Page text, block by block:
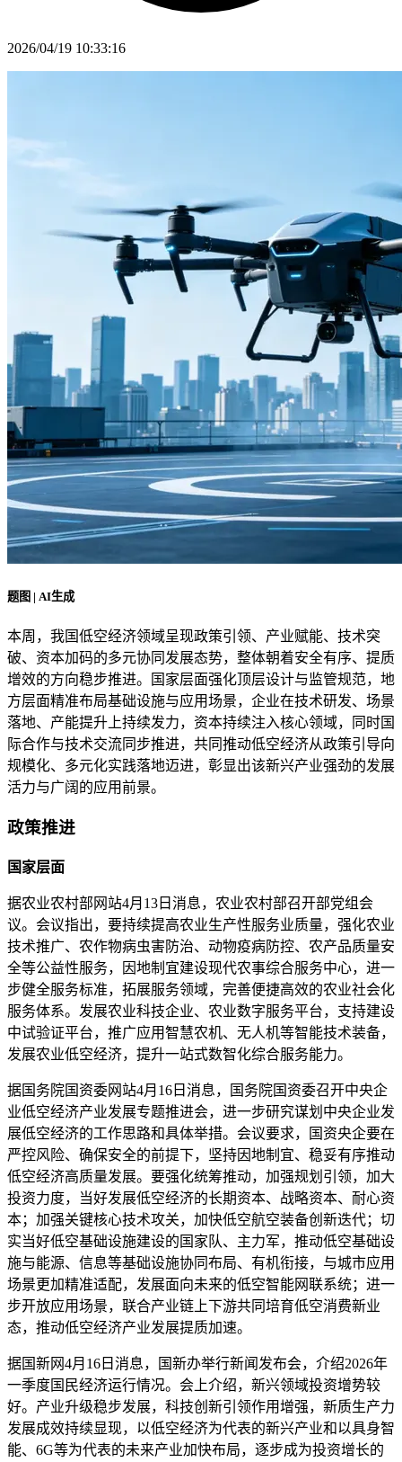
2026/04/19 10:33:16
题图 | AI生成
本周，我国低空经济领域呈现政策引领、产业赋能、技术突
破、资本加码的多元协同发展态势，整体朝着安全有序、提质
增效的方向稳步推进。国家层面强化顶层设计与监管规范，地
方层面精准布局基础设施与应用场景，企业在技术研发、场景
落地、产能提升上持续发力，资本持续注入核心领域，同时国
际合作与技术交流同步推进，共同推动低空经济从政策引导向
规模化、多元化实践落地迈进，彰显出该新兴产业强劲的发展
活力与广阔的应用前景。
政策推进
国家层面
据农业农村部网站4月13日消息，农业农村部召开部党组会
议。会议指出，要持续提高农业生产性服务业质量，强化农业
技术推广、农作物病虫害防治、动物疫病防控、农产品质量安
全等公益性服务，因地制宜建设现代农事综合服务中心，进一
步健全服务标准，拓展服务领域，完善便捷高效的农业社会化
服务体系。发展农业科技企业、农业数字服务平台，支持建设
中试验证平台，推广应用智慧农机、无人机等智能技术装备，
发展农业低空经济，提升一站式数智化综合服务能力。
据国务院国资委网站4月16日消息，国务院国资委召开中央企
业低空经济产业发展专题推进会，进一步研究谋划中央企业发
展低空经济的工作思路和具体举措。会议要求，国资央企要在
严控风险、确保安全的前提下，坚持因地制宜、稳妥有序推动
低空经济高质量发展。要强化统筹推动，加强规划引领，加大
投资力度，当好发展低空经济的长期资本、战略资本、耐心资
本；加强关键核心技术攻关，加快低空航空装备创新迭代；切
实当好低空基础设施建设的国家队、主力军，推动低空基础设
施与能源、信息等基础设施协同布局、有机衔接，与城市应用
场景更加精准适配，发展面向未来的低空智能网联系统；进一
步开放应用场景，联合产业链上下游共同培育低空消费新业
态，推动低空经济产业发展提质加速。
据国新网4月16日消息，国新办举行新闻发布会，介绍2026年
一季度国民经济运行情况。会上介绍，新兴领域投资增势较
好。产业升级稳步发展，科技创新引领作用增强，新质生产力
发展成效持续显现，以低空经济为代表的新兴产业和以具身智
能、6G等为代表的未来产业加快布局，逐步成为投资增长的